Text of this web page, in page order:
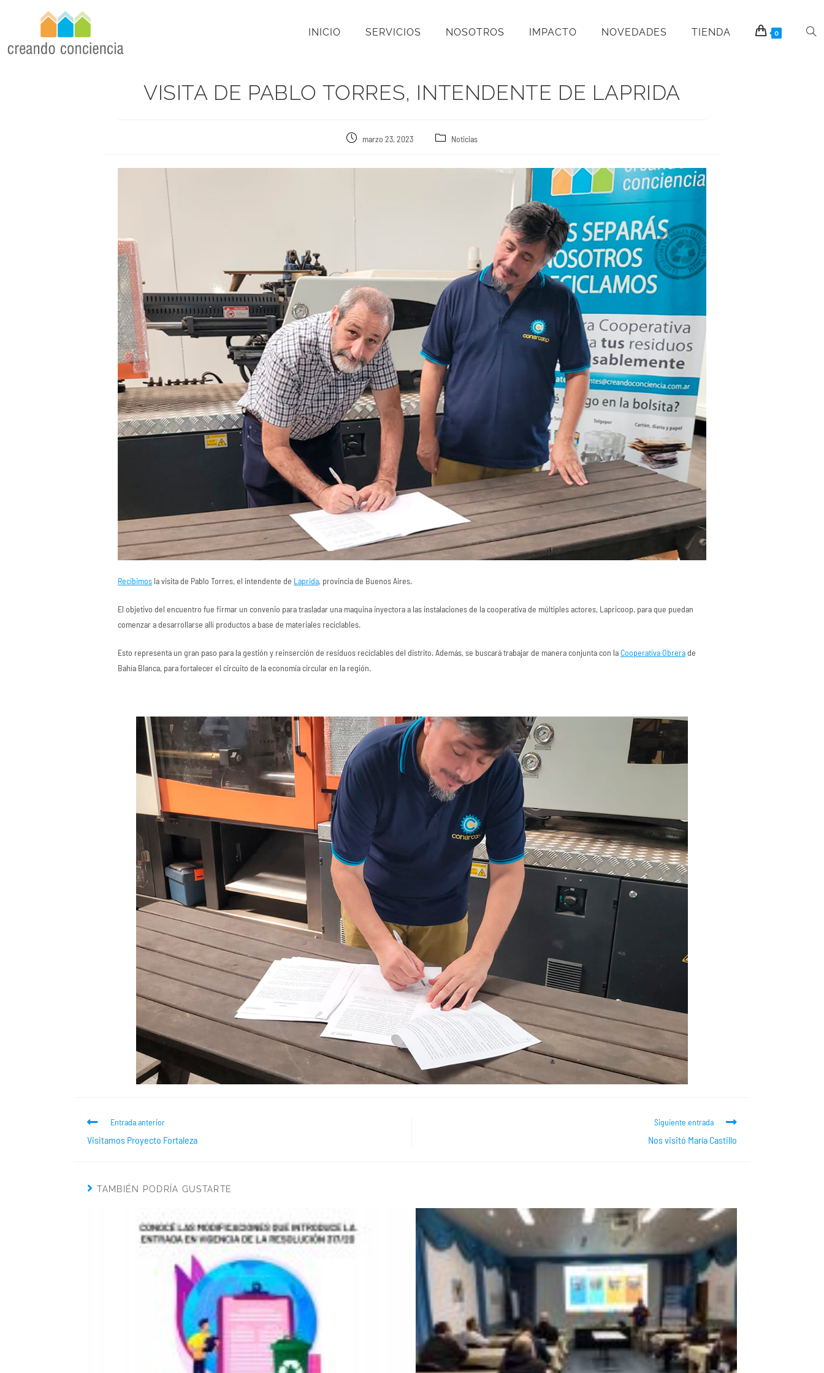
INICIO SERVICIOS NOSOTROS IMPACTO NOVEDADES TIENDA 0
VISITA DE PABLO TORRES, INTENDENTE DE LAPRIDA
marzo 23, 2023 Noticias
Recibimos la visita de Pablo Torres, el intendente de Laprida, provincia de Buenos Aires.
El objetivo del encuentro fue firmar un convenio para trasladar una maquina inyectora a las instalaciones de la cooperativa de múltiples actores, Lapricoop, para que puedan
comenzar a desarrollarse allí productos a base de materiales reciclables.
Esto representa un gran paso para la gestión y reinserción de residuos reciclables del distrito. Además, se buscará trabajar de manera conjunta con laCooperativa Obrerade
Bahía Blanca, para fortalecer el circuito de la economía circular en la región.
Entrada anterior
Visitamos Proyecto Fortaleza
Siguiente entrada
Nos visitó María Castillo
TAMBIÉN PODRÍA GUSTARTE